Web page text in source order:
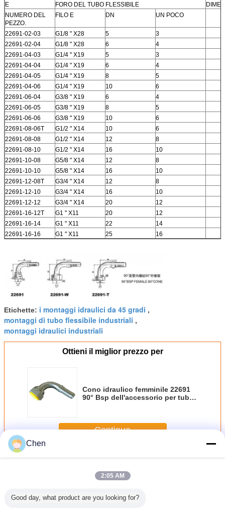
E FORO DEL TUBO FLESSIBILE
NUMERO DEL
PEZZO.
FILO E DN UN POCO
22691-02-03 G1/8 " X28 5
3
22691-02-04
G1/8 " X28 6
4
22691-04-03
G1/4 " X19 5
3
22691-04-04
G1/4 " X19 6
4
22691-04-05
G1/4 " X19 8
5
22691-04-06
G1/4 " X19 10
6
22691-06-04
G3/8 " X19 6
4
22691-06-05
G3/8 " X19 8
5
22691-06-06
G3/8 " X19 10
6
22691-08-06T
G1/2 " X14 10
6
22691-08-08
G1/2 " X14 12
8
22691-08-10
G1/2 " X14 16
10
22691-10-08
G5/8 " X14 12
8
22691-10-10
G5/8 " X14 16
10
22691-12-08T
G3/4 " X14 12
8
22691-12-10
G3/4 " X14 16
10
22691-12-12
G3/4 " X14 20
12
22691-16-12T
G1 " X11 20
12
22691-16-14
G1 " X11 22
14
22691-16-16
G1 " X11 25 16
Etichette: i montaggi idraulici da 45 gradi ,
montaggi di tubo flessibile industriali ,
montaggi idraulici industriali
Ottieni il miglior prezzo per
Cono idraulico femminile 22691
90° Bsp dell'accessorio per tubi
Continua
PiùMontaggi di tubo flessibile idraulici
Chen
2:05 AM
Good day, what product are you looking for?